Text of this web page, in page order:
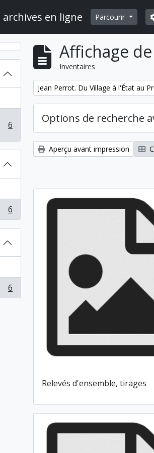
en ligne Parcourir
6
6
6
Affichage
Inventaires
Remove filter:
Jean Perrot. Du Village à l'État au
Options de recherche
Aperçu avant impression
Relevés d'ensemble, tirages